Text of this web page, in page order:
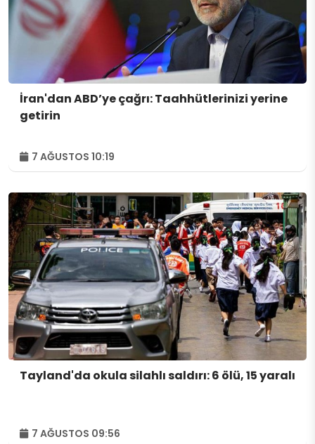
İran'dan ABD’ye çağrı: Taahhütlerinizi yerine
getirin
7 AĞUSTOS 10:19
Tayland'da okula silahlı saldırı: 6 ölü, 15 yaralı
7 AĞUSTOS 09:56